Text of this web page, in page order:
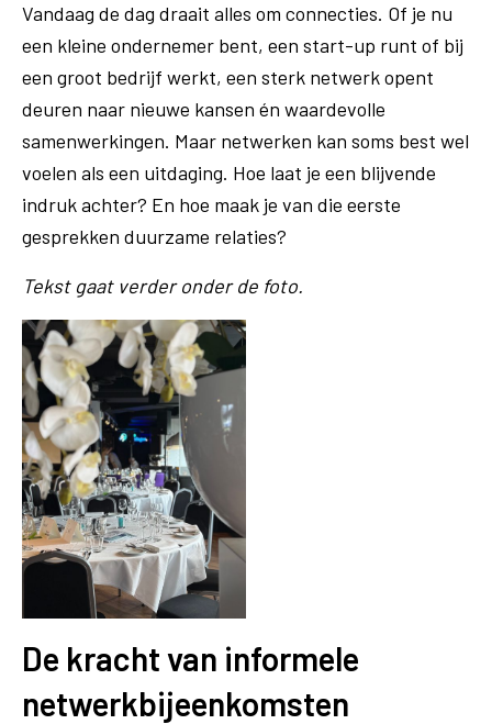
Vandaag de dag draait alles om connecties. Of je nu
een kleine ondernemer bent, een start-up runt of bij
een groot bedrijf werkt, een sterk netwerk opent
deuren naar nieuwe kansen én waardevolle
samenwerkingen. Maar netwerken kan soms best wel
voelen als een uitdaging. Hoe laat je een blijvende
indruk achter? En hoe maak je van die eerste
gesprekken duurzame relaties?
Tekst gaat verder onder de foto.
De kracht van informele
netwerkbijeenkomsten